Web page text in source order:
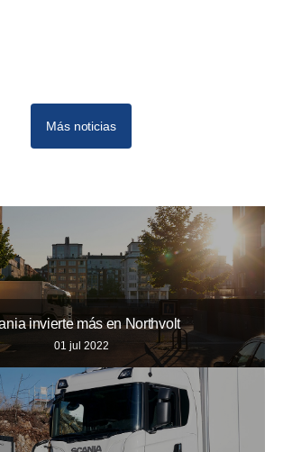
Más noticias
invierte más en Northvolt
01 jul 2022